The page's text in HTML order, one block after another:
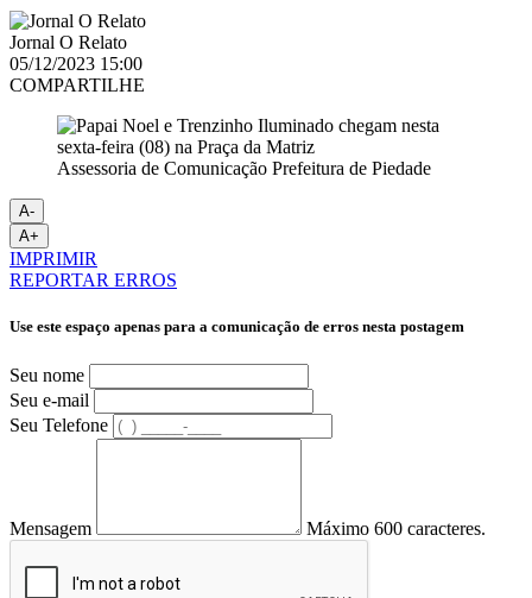
Jornal O Relato
05/12/2023 15:00
COMPARTILHE
Assessoria de Comunicação Prefeitura de Piedade
A-
A+
IMPRIMIR
REPORTAR ERROS
Use este espaço apenas para a comunicação de erros nesta postagem
Seu nome
Seu e-mail
Seu Telefone
Mensagem Máximo 600 caracteres.